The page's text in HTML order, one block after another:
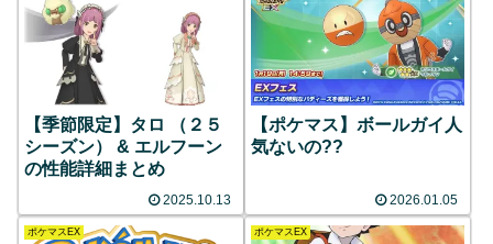
【季節限定】タロ （２５
シーズン） & エルフーン
の性能詳細まとめ
2025.10.13
【ポケマス】ボールガイ人
気ないの??
2026.01.05
ポケマスEX ポケマスEX